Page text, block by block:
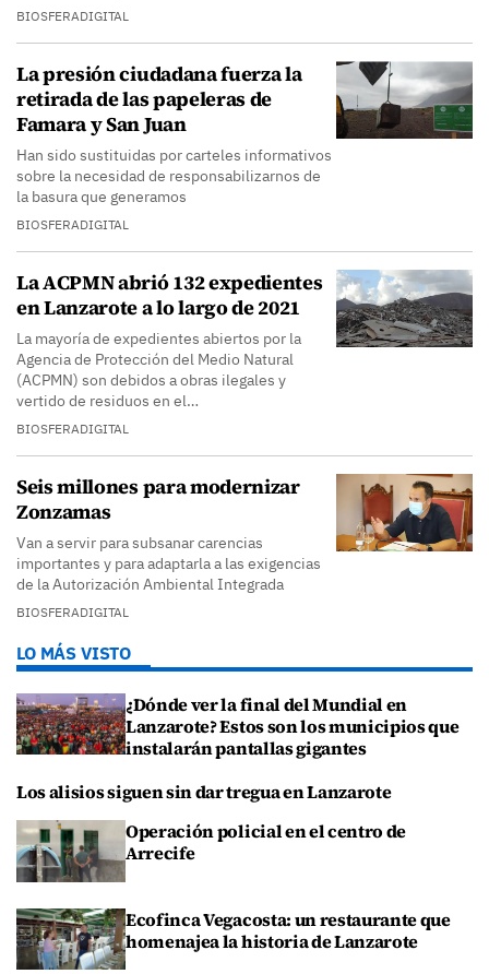
BIOSFERADIGITAL
La presión ciudadana fuerza la
retirada de las papeleras de
Famara y San Juan
Han sido sustituidas por carteles informativos
sobre la necesidad de responsabilizarnos de
la basura que generamos
BIOSFERADIGITAL
La ACPMN abrió 132 expedientes
en Lanzarote a lo largo de 2021
La mayoría de expedientes abiertos por la
Agencia de Protección del Medio Natural
(ACPMN) son debidos a obras ilegales y
vertido de residuos en el…
BIOSFERADIGITAL
Seis millones para modernizar
Zonzamas
Van a servir para subsanar carencias
importantes y para adaptarla a las exigencias
de la Autorización Ambiental Integrada
BIOSFERADIGITAL
LO MÁS VISTO
¿Dónde ver la final del Mundial en
Lanzarote? Estos son los municipios que
instalarán pantallas gigantes
Los alisios siguen sin dar tregua en Lanzarote
Operación policial en el centro de
Arrecife
Ecofinca Vegacosta: un restaurante que
homenajea la historia de Lanzarote